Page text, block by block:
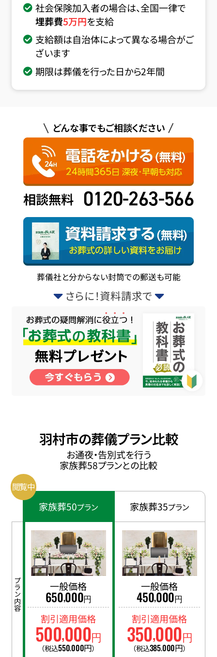
社会保険加入者の場合は、全国一律で
埋葬費5万円を支給
支給額は自治体によって異なる場合がご
ざいます
期限は葬儀を行った日から2年間
どんな事でもご相談ください
相談無料 0120-263-566
葬儀社と分からない封筒での郵送も可能
さらに！資料請求で
羽村市の葬儀プラン比較
お通夜・告別式を行う
家族葬58プランとの比較
プラン内容
家族葬50プラン
一般価格
650,000円
割引適用価格
500,000円
（税込550,000円）
家族葬35プラン
一般価格
450,000円
割引適用価格
350,000円
（税込385,000円）